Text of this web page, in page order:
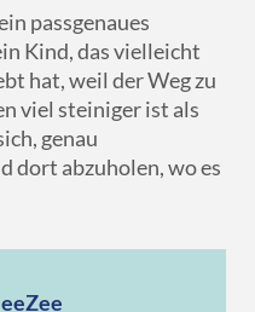
passgenaues
Kind, das vielleicht
hat, weil der Weg zu
viel steiniger ist als
genau
dort abzuholen, wo es